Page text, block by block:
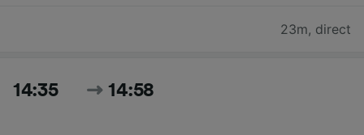
23m, direct
14:35 14:58